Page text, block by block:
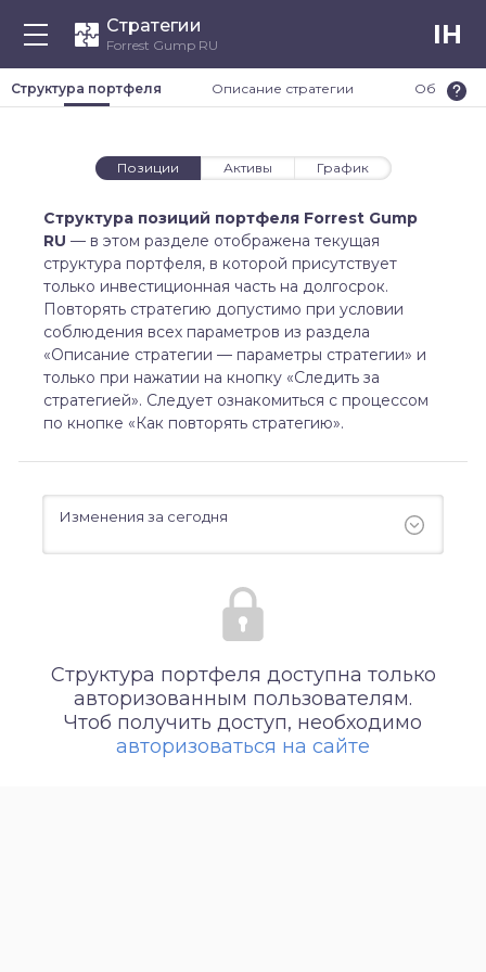
Стратегии
Forrest Gump RU IH
Структура портфеля Описание стратегии
Позиции Активы График
Структура позиций портфеля Forrest Gump
RU — в этом разделе отображена текущая
структура портфеля, в которой присутствует
только инвестиционная часть на долгосрок.
Повторять стратегию допустимо при условии
соблюдения всех параметров из раздела
«Описание стратегии — параметры стратегии» и
только при нажатии на кнопку «Следить за
стратегией». Следует ознакомиться с процессом
по кнопке «Как повторять стратегию».
Измeнения за сегодня
Структура портфеля доступна только
авторизованным пользователям.
Чтоб получить доступ, необходимо
авторизоваться на сайте